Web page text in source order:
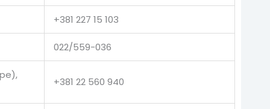
+381 227 15 103
022/559-036
+381 22 560 940